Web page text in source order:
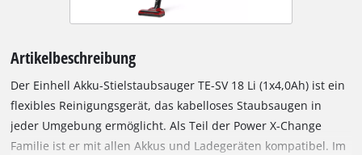
Artikelbeschreibung
Der Einhell Akku-Stielstaubsauger TE-SV 18 Li (1x4,0Ah) ist ein
flexibles Reinigungsgerät, das kabelloses Staubsaugen in
jeder Umgebung ermöglicht. Als Teil der Power X-Change
Familie ist er mit allen Akkus und Ladegeräten kompatibel. Im